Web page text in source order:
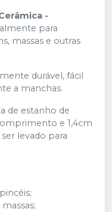
-
para
massas e outras
durável, fácil
a manchas.
de estanho de
e 1,4cm
levado para